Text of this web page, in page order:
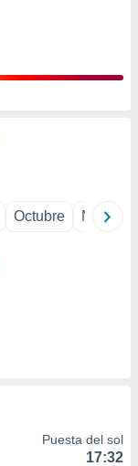
Octubre
Puesta del sol
17:32